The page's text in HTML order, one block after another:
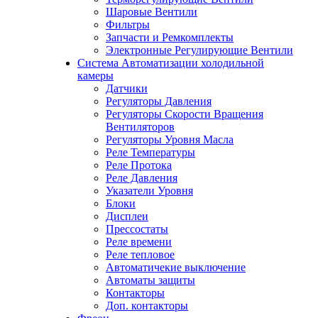
Шаровые Вентили
Фильтры
Запчасти и Ремкомплекты
Электронные Регулирующие Вентили
Система Автоматизации холодильной
камеры
Датчики
Регуляторы Давления
Регуляторы Скорости Вращения
Вентиляторов
Регуляторы Уровня Масла
Реле Температуры
Реле Протока
Реле Давления
Указатели Уровня
Блоки
Дисплеи
Прессостаты
Реле времени
Реле тепловое
Автоматичекие выключение
Автоматы защиты
Контакторы
Доп. контакторы